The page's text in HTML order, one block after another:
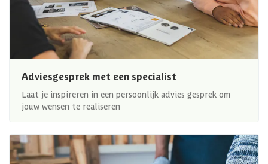
Adviesgesprek met een specialist
Laat je inspireren in een persoonlijk advies gesprek om
jouw wensen te realiseren